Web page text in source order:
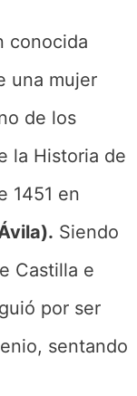
conocida
una mujer
de los
la Historia de
1451 en
Siendo
Castilla e
por ser
sentando